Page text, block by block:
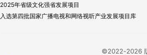
2025年省级文化强省发展项目
入选第四批国家广播电视和网络视听产业发展项目库
©2022-2026